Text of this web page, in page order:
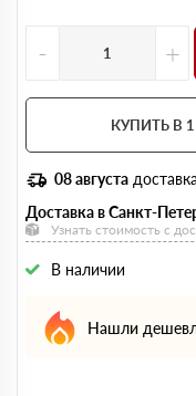
- +
КУПИТЬ В
08 августа
Доставка в Санкт-
Узнать стоимость с
В наличии
Нашли